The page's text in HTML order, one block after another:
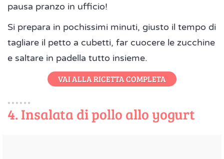
pausa pranzo in ufficio!
Si prepara in pochissimi minuti, giusto il tempo di
tagliare il petto a cubetti, far cuocere le zucchine
e saltare in padella tutto insieme.
VAI ALLA RICETTA COMPLETA
4. Insalata di pollo allo yogurt